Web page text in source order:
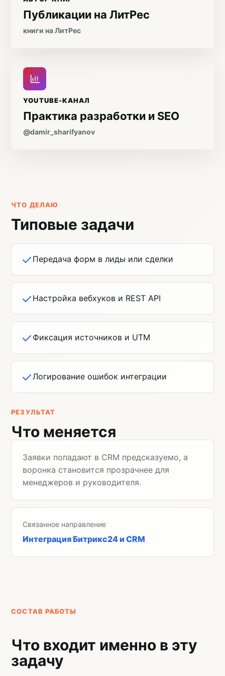
Публикации на ЛитРес
книги на ЛитРес
YOUTUBE-КАНАЛ
Практика разработки и SEO
@damir_sharifyanov
ЧТО ДЕЛАЮ
Типовые задачи
Передача форм в лиды или сделки
Настройка вебхуков и REST API
Фиксация источников и UTM
Логирование ошибок интеграции
РЕЗУЛЬТАТ
Что меняется
Заявки попадают в CRM предсказуемо, а
воронка становится прозрачнее для
менеджеров и руководителя.
Связанное направление
Интеграция Битрикс24 и CRM
СОСТАВ РАБОТЫ
Что входит именно в эту
задачу